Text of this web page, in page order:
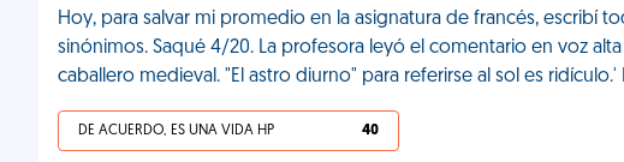
Hoy, para salvar mi promedio en la asignatura de francés, escribí
sinónimos. Saqué 4/20. La profesora leyó el comentario en voz
caballero medieval. "El astro diurno" para referirse al sol es ridículo.'
DE ACUERDO, ES UNA VIDA HP 40